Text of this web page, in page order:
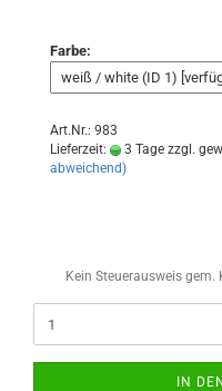
Farbe:
Art.Nr.: 983
Lieferzeit:
3 Tage zzgl.
abweichend)
Kein Steuerausweis gem.
IN